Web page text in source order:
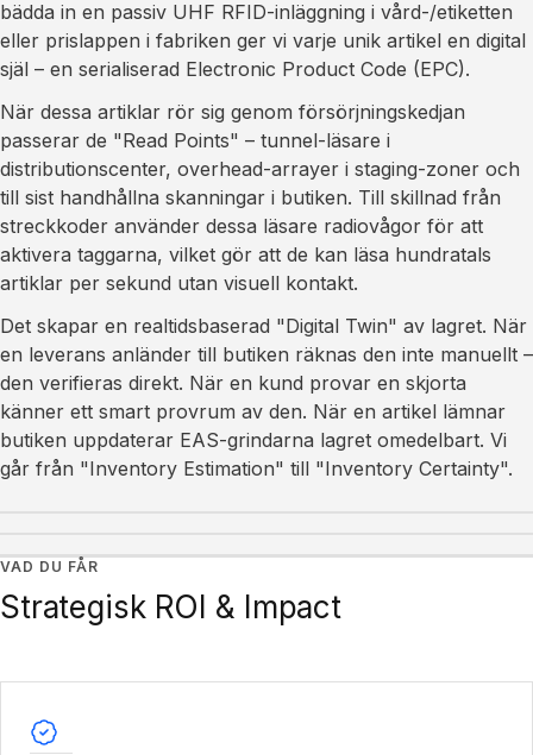
bädda in en passiv UHF RFID-inläggning i vård-/etiketten
eller prislappen i fabriken ger vi varje unik artikel en digital
själ – en serialiserad Electronic Product Code (EPC).
När dessa artiklar rör sig genom försörjningskedjan
passerar de "Read Points" – tunnel-läsare i
distributionscenter, overhead-arrayer i staging-zoner och
till sist handhållna skanningar i butiken. Till skillnad från
streckkoder använder dessa läsare radiovågor för att
aktivera taggarna, vilket gör att de kan läsa hundratals
artiklar per sekund utan visuell kontakt.
Det skapar en realtidsbaserad "Digital Twin" av lagret. När
en leverans anländer till butiken räknas den inte manuellt –
den verifieras direkt. När en kund provar en skjorta
känner ett smart provrum av den. När en artikel lämnar
butiken uppdaterar EAS-grindarna lagret omedelbart. Vi
går från "Inventory Estimation" till "Inventory Certainty".
VAD DU FÅR
Strategisk ROI & Impact